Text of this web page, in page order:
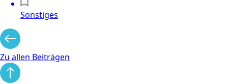
Sonstiges
Zu allen Beiträgen